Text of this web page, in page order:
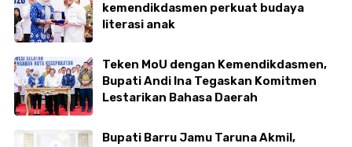
kemendikdasmen perkuat budaya
literasi anak
Teken MoU dengan Kemendikdasmen,
Bupati Andi Ina Tegaskan Komitmen
Lestarikan Bahasa Daerah
Bupati Barru Jamu Taruna Akmil,